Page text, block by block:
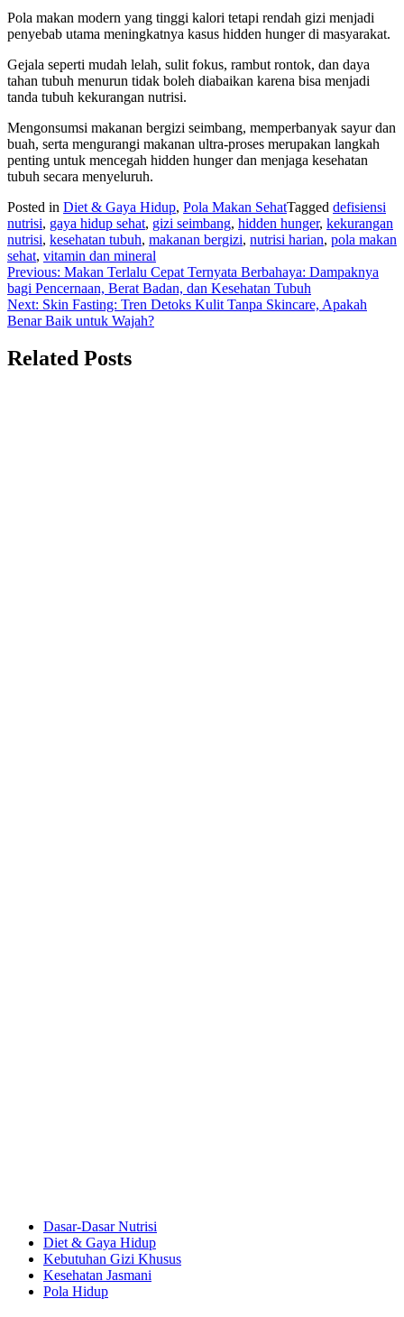
Pola makan modern yang tinggi kalori tetapi rendah gizi menjadi
penyebab utama meningkatnya kasus hidden hunger di masyarakat.
Gejala seperti mudah lelah, sulit fokus, rambut rontok, dan daya
tahan tubuh menurun tidak boleh diabaikan karena bisa menjadi
tanda tubuh kekurangan nutrisi.
Mengonsumsi makanan bergizi seimbang, memperbanyak sayur dan
buah, serta mengurangi makanan ultra-proses merupakan langkah
penting untuk mencegah hidden hunger dan menjaga kesehatan
tubuh secara menyeluruh.
Posted in Diet & Gaya Hidup, Pola Makan SehatTagged defisiensi
nutrisi, gaya hidup sehat, gizi seimbang, hidden hunger, kekurangan
nutrisi, kesehatan tubuh, makanan bergizi, nutrisi harian, pola makan
sehat, vitamin dan mineral
Navigasi
pos
Previous: Makan Terlalu Cepat Ternyata Berbahaya: Dampaknya
bagi Pencernaan, Berat Badan, dan Kesehatan Tubuh
Next: Skin Fasting: Tren Detoks Kulit Tanpa Skincare, Apakah
Benar Baik untuk Wajah?
Related Posts
Dasar-Dasar Nutrisi
Diet & Gaya Hidup
Kebutuhan Gizi Khusus
Kesehatan Jasmani
Pola Hidup